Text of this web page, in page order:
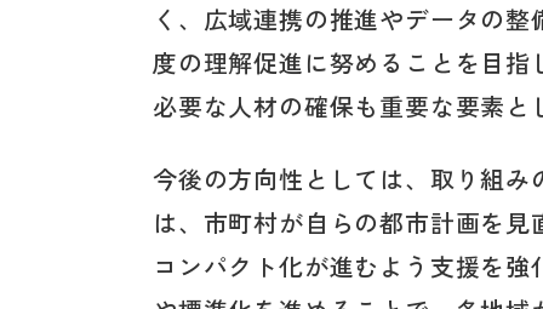
く、広域連携の推進やデータの
度の理解促進に努めることを目
必要な人材の確保も重要な要素
今後の方向性としては、取り組
は、市町村が自らの都市計画を
コンパクト化が進むよう支援を